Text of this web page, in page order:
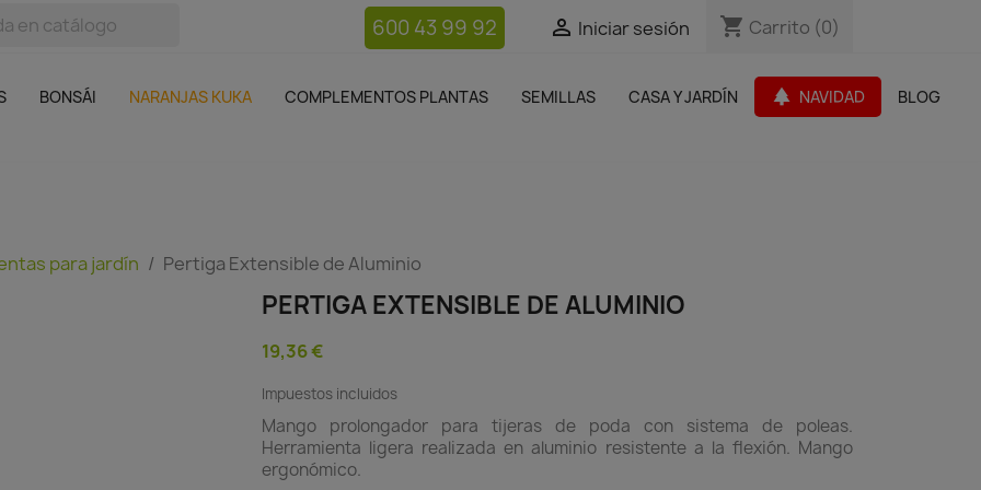
 Iniciar sesión shopping_cart Carrito (0)
600 43 99 92  Iniciar sesión shopping_cart Carrito (0)
BONSÁI NARANJAS KUKA COMPLEMENTOS PLANTAS SEMILLAS CASA Y JARDÍN park NAVIDAD BLOG
Complementos plantas Muebles Jardín
para jardín Pertiga Extensible de Aluminio
PERTIGA EXTENSIBLE DE ALUMINIO
19,36 €
Impuestos incluidos
Mango prolongador para tijeras de poda con sistema de poleas.
Herramienta ligera realizada en aluminio resistente a la flexión. Mango
ergonómico.